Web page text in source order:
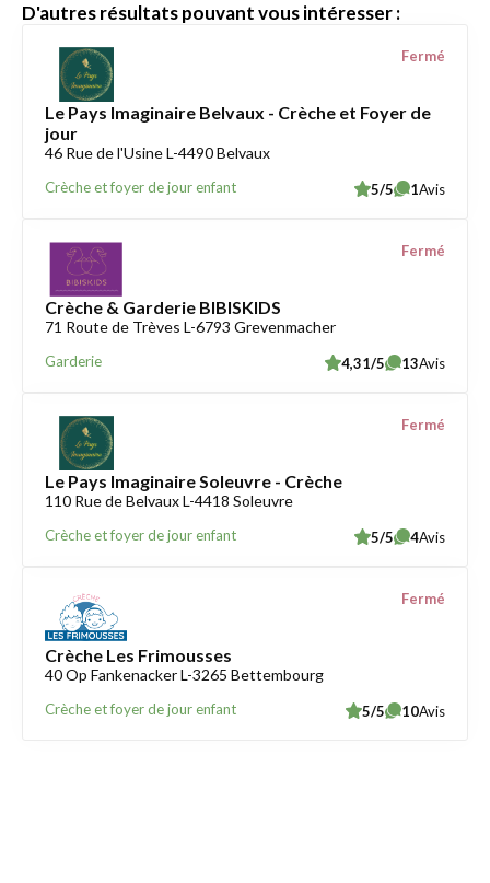
D'autres résultats pouvant vous intéresser :
Le Pays Imaginaire Belvaux - Crèche et Foyer de
jour
46 Rue de l'Usine L-4490 Belvaux
Crèche et foyer de jour enfant
Fermé
5/5 1Avis
Crèche & Garderie BIBISKIDS
71 Route de Trèves L-6793 Grevenmacher
Garderie
Fermé
4,31/5 13Avis
Le Pays Imaginaire Soleuvre - Crèche
110 Rue de Belvaux L-4418 Soleuvre
Crèche et foyer de jour enfant
Fermé
5/5 4Avis
Crèche Les Frimousses
40 Op Fankenacker L-3265 Bettembourg
Crèche et foyer de jour enfant
Fermé
5/5 10Avis